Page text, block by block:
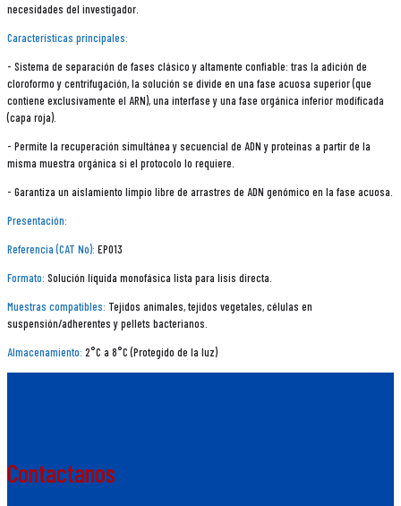
necesidades del investigador.
Características principales:
- Sistema de separación de fases clásico y altamente confiable: tras la adición de
cloroformo y centrifugación, la solución se divide en una fase acuosa superior (que
contiene exclusivamente el ARN), una interfase y una fase orgánica inferior modificada
(capa roja).
- Permite la recuperación simultánea y secuencial de ADN y proteínas a partir de la
misma muestra orgánica si el protocolo lo requiere.
- Garantiza un aislamiento limpio libre de arrastres de ADN genómico en la fase acuosa.
Presentación:
Referencia (CAT No): EP013
Formato: Solución líquida monofásica lista para lisis directa.
Muestras compatibles: Tejidos animales, tejidos vegetales, células en
suspensión/adherentes y pellets bacterianos.
Almacenamiento: 2°C a 8°C (Protegido de la luz)
Contactanos